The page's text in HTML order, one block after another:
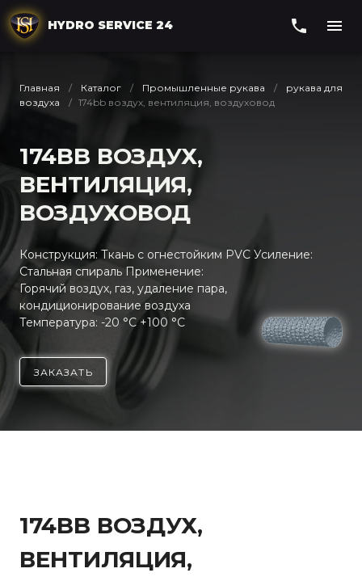
HYDRO SERVICE 24
Главная Каталог Промышленные рукава
рукава для
воздуха
174bb воздух, вентиляция, воздуховод
174BB ВОЗДУХ,
ВЕНТИЛЯЦИЯ,
ВОЗДУХОВОД
Конструкция: Ткань с огнестойким PVC Усиление:
Стальная спираль Применение:
Горячий воздух, газ, удаление пара,
кондиционирование воздуха
Температура: -20 °C +100 °C
ЗАКАЗАТЬ
174BB ВОЗДУХ,
ВЕНТИЛЯЦИЯ,